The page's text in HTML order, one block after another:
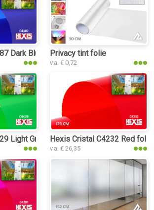
Dark Blue foliePrivacy tint folie
v.a. € 0,72
Light Green folieHexis Cristal C4232 Red folie
v.a. € 26,35